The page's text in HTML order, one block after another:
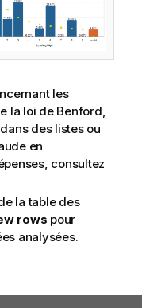
les
la loi de Benford,
des listes ou
en
consultez
la table des
rows pour
analysées.